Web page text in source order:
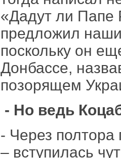
«Дадут ли Папе
предложил
поскольку он
Донбассе,
позорящем
- Но ведь
- Через полтора
– вступилась